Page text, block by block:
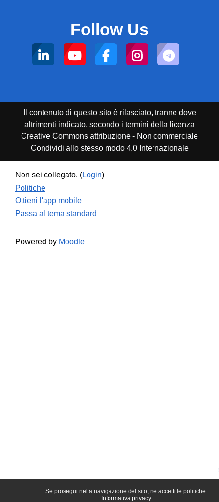
Se prosegui nella navigazione del sito, ne accetti le politiche:
Informativa privacy
Follow Us
Il contenuto di questo sito è rilasciato, tranne dove
altrimenti indicato, secondo i termini della licenza
Creative Commons attribuzione - Non commerciale
Condividi allo stesso modo 4.0 Internazionale
Non sei collegato. (Login)
Politiche
Ottieni l'app mobile
Passa al tema standard
Powered by Moodle